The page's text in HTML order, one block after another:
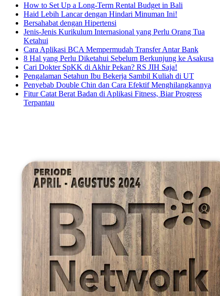
How to Set Up a Long-Term Rental Budget in Bali
Haid Lebih Lancar dengan Hindari Minuman Ini!
Bersahabat dengan Hipertensi
Jenis-Jenis Kurikulum Internasional yang Perlu Orang Tua
Ketahui
Cara Aplikasi BCA Mempermudah Transfer Antar Bank
8 Hal yang Perlu Diketahui Sebelum Berkunjung ke Asakusa
Cari Dokter SpKK di Akhir Pekan? RS JIH Saja!
Pengalaman Setahun Ibu Bekerja Sambil Kuliah di UT
Penyebab Double Chin dan Cara Efektif Menghilangkannya
Fitur Catat Berat Badan di Aplikasi Fitness, Biar Progress
Terpantau